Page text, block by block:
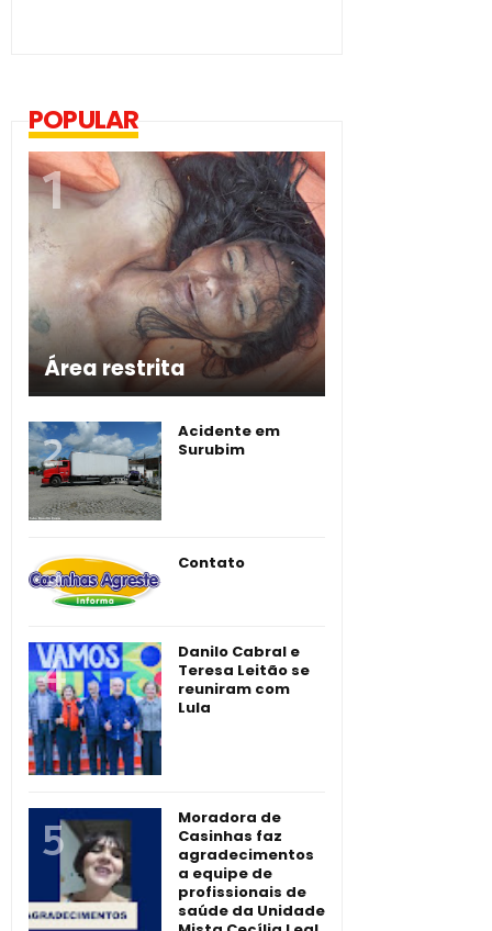
POPULAR
Área restrita
Acidente em
Surubim
Contato
Danilo Cabral e
Teresa Leitão se
reuniram com
Lula
Moradora de
Casinhas faz
agradecimentos
a equipe de
profissionais de
saúde da Unidade